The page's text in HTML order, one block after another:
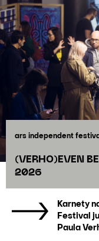
ars independent
(VERHO)EVEN
2026
Karnety
Festival
Paula